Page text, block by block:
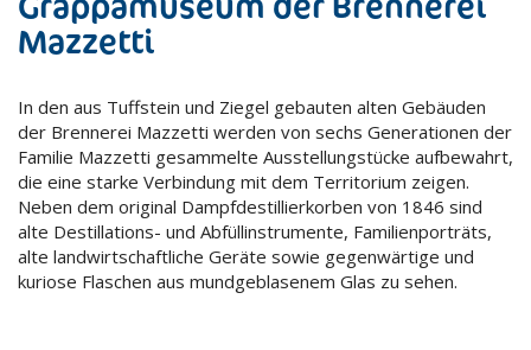
Mazzetti
In den aus Tuffstein und Ziegel gebauten alten Gebäuden
der Brennerei Mazzetti werden von sechs Generationen der
Familie Mazzetti gesammelte Ausstellungstücke aufbewahrt,
die eine starke Verbindung mit dem Territorium zeigen.
Neben dem original Dampfdestillierkorben von 1846 sind
alte Destillations- und Abfüllinstrumente, Familienporträts,
alte landwirtschaftliche Geräte sowie gegenwärtige und
kuriose Flaschen aus mundgeblasenem Glas zu sehen.